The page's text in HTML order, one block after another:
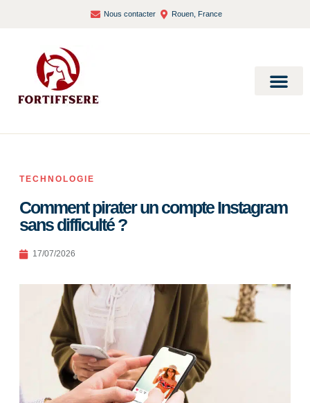
Nous contacter Rouen, France
TECHNOLOGIE
Comment pirater un compte Instagram
sans difficulté ?
17/07/2026